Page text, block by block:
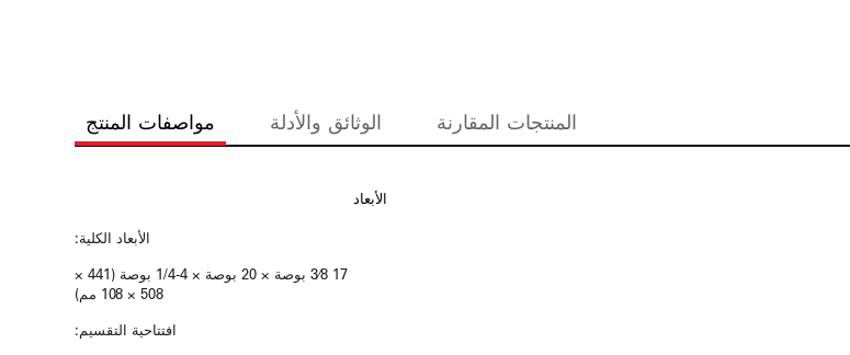
مواصفات المنتج الوثائق والأدلة المنتجات المقارنة
الأبعاد
الأبعاد الكلية:
17 3⁄8 بوصة × 20 بوصة × 4-1/4 بوصة (441 ×
508 × 108 مم)
افتتاحية التقسيم: